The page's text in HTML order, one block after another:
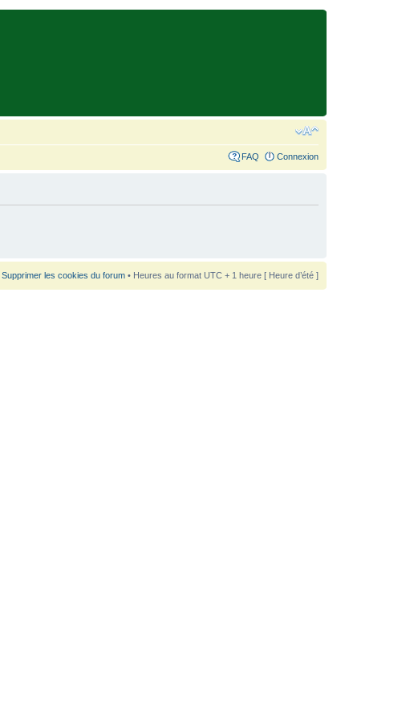
FAQ Connexion
Supprimer les cookies du forum• Heures au format UTC + 1 heure [ Heure d’été ]